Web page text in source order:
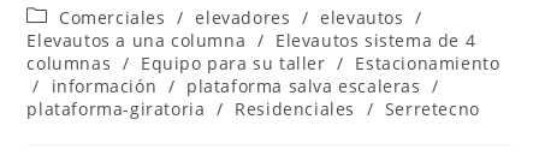
Comerciales / elevadores / elevautos /
Elevautos a una columna / Elevautos sistema de 4
columnas / Equipo para su taller / Estacionamiento
/
información / plataforma salva escaleras /
plataforma-giratoria / Residenciales / Serretecno